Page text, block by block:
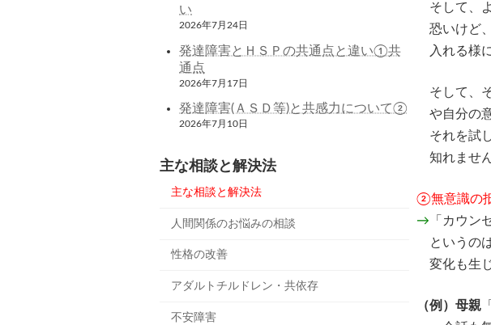
そして、
恐いけど
入れる様
そして、
や自分の
それを試
知れません
②無意識の
→ 「カウン
というの
変化も生
（例）母親
い
2026年7月24日
発達障害とＨＳＰの共通点と違い①共
通点
2026年7月17日
発達障害(ＡＳＤ等)と共感力について②
2026年7月10日
主な相談と解決法
主な相談と解決法
人間関係のお悩みの相談
性格の改善
アダルトチルドレン・共依存
不安障害